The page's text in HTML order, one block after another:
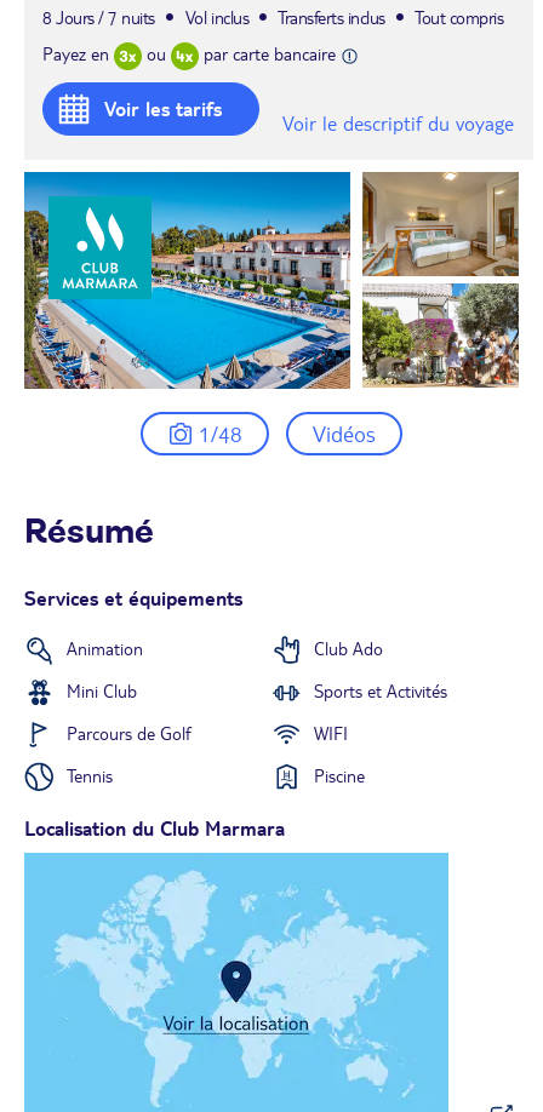
8 Jours / 7 nuits
Vol inclus Transferts inclus
Tout compris
Payez en
ou par carte bancaire
Voir les tarifs
Voir le descriptif du voyage
1/48 Vidéos
Résumé
Services et équipements
Animation
Club Ado
Mini Club
Sports et Activités
Parcours de Golf
WIFI
Tennis
Piscine
Localisation du Club Marmara